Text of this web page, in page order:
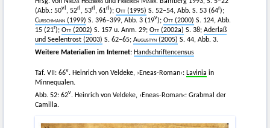
(Abb.: 50vI , 52rI , 53rI , 61rI ); Ott (1995) S. 52–54, Abb. S. 53 (64r);
Curschmann (1999) S. 396–399, Abb. 3 (19v); Ott (2000) S. 124, Abb.
15 (21r); Ott (2002) S. 157 u. Anm. 29; Ott (2002a) S. 38; Aderlaß
und Seelentrost (2003) S. 62–65; Augustyn (2005) S. 44, Abb. 3.
Weitere Materialien im Internet: Handschriftencensus
Taf. VII: 66v. Heinrich von Veldeke, ›Eneas-Roman‹: Lavinia in
Minnequalen.
Abb. 52: 62v. Heinrich von Veldeke, ›Eneas-Roman‹: Grabmal der
Camilla.